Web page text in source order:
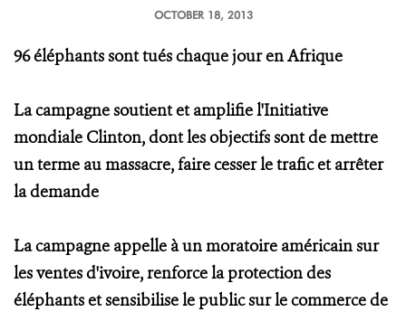
OCTOBER 18, 2013
96 éléphants sont tués chaque jour en Afrique
La campagne soutient et amplifie l'Initiative
mondiale Clinton, dont les objectifs sont de mettre
un terme au massacre, faire cesser le trafic et arrêter
la demande
La campagne appelle à un moratoire américain sur
les ventes d'ivoire, renforce la protection des
éléphants et sensibilise le public sur le commerce de